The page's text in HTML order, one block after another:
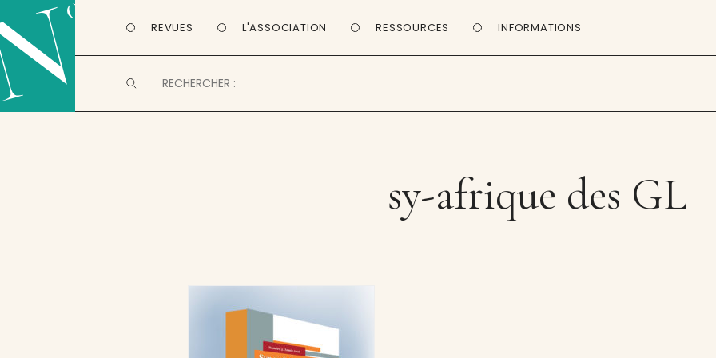
REVUES L'ASSOCIATION RESSOURCES INFORMATIONS
sy-afrique des GL